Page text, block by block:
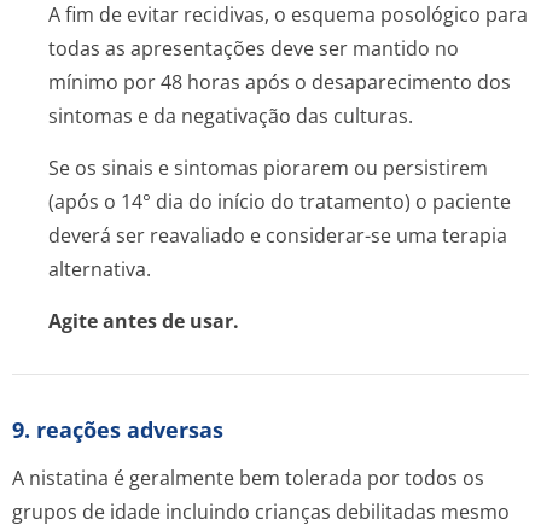
A fim de evitar recidivas, o esquema posológico para
todas as apresentações deve ser mantido no
mínimo por 48 horas após o desaparecimento dos
sintomas e da negativação das culturas.
Se os sinais e sintomas piorarem ou persistirem
(após o 14° dia do início do tratamento) o paciente
deverá ser reavaliado e considerar-se uma terapia
alternativa.
Agite antes de usar.
9. reações adversas
A nistatina é geralmente bem tolerada por todos os
grupos de idade incluindo crianças debilitadas mesmo